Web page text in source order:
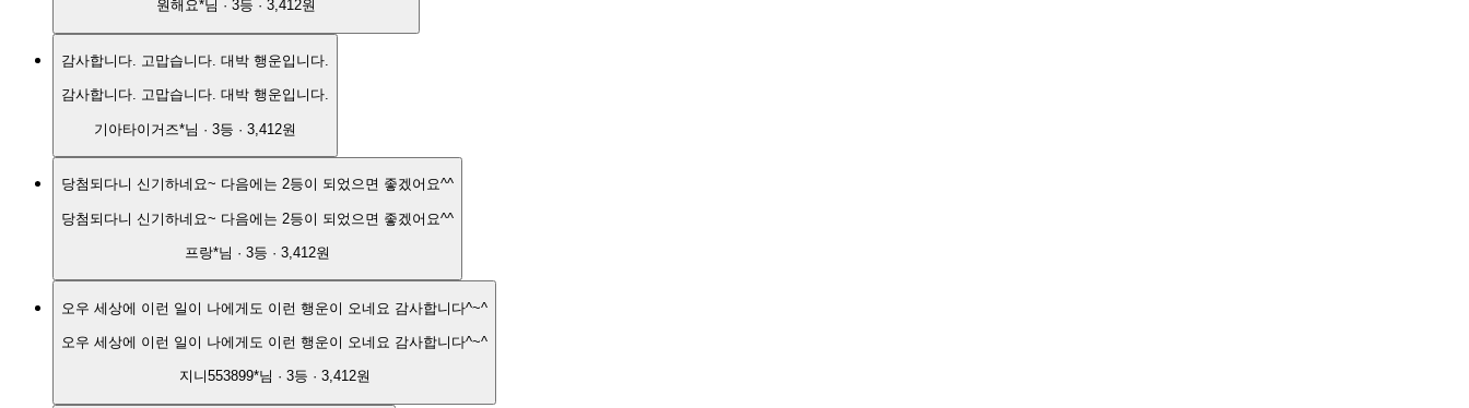
원해요*님 · 3등 · 3,412원
감사합니다. 고맙습니다. 대박 행운입니다.
감사합니다. 고맙습니다. 대박 행운입니다.
기아타이거즈*님 · 3등 · 3,412원
당첨되다니 신기하네요~ 다음에는 2등이 되었으면 좋겠어요^^
당첨되다니 신기하네요~ 다음에는 2등이 되었으면 좋겠어요^^
프랑*님 · 3등 · 3,412원
오우 세상에 이런 일이 나에게도 이런 행운이 오네요 감사합니다^~^
오우 세상에 이런 일이 나에게도 이런 행운이 오네요 감사합니다^~^
지니553899*님 · 3등 · 3,412원